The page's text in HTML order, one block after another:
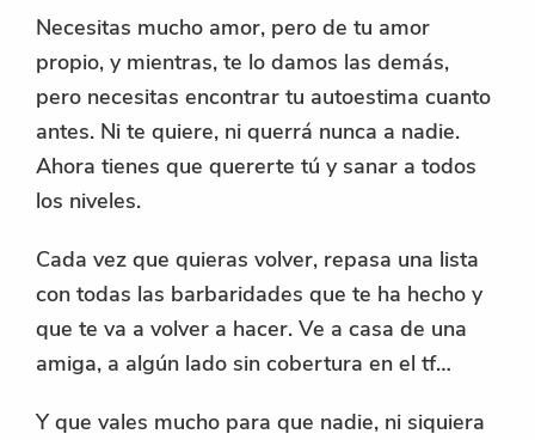
Necesitas mucho amor, pero de tu amor
propio, y mientras, te lo damos las demás,
pero necesitas encontrar tu autoestima cuanto
antes. Ni te quiere, ni querrá nunca a nadie.
Ahora tienes que quererte tú y sanar a todos
los niveles.
Cada vez que quieras volver, repasa una lista
con todas las barbaridades que te ha hecho y
que te va a volver a hacer. Ve a casa de una
amiga, a algún lado sin cobertura en el tf…
Y que vales mucho para que nadie, ni siquiera